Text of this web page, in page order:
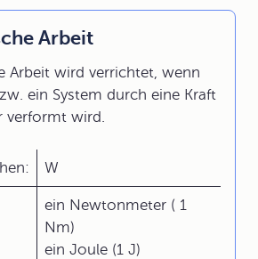
Arbeit
Arbeit wird verrichtet, wenn
ein System durch eine Kraft
verformt wird.
W
ein Newtonmeter ( 1
Nm)
ein Joule (1 J)